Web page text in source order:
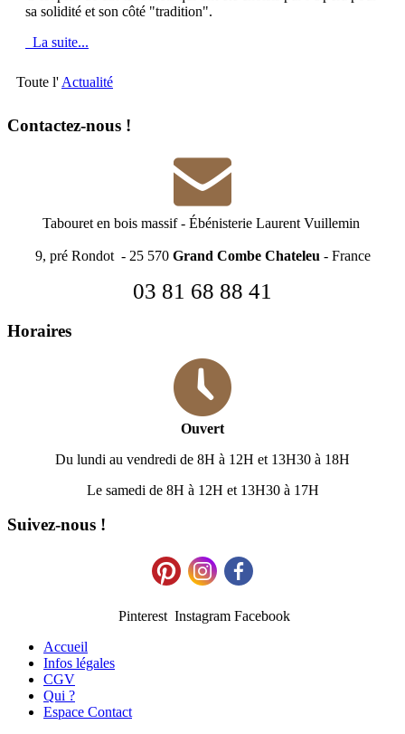
sa solidité et son côté "tradition".
La suite...
Toute l' Actualité
Contactez-nous !
Tabouret en bois massif- Ébénisterie Laurent Vuillemin
9, pré Rondot - 25 570 Grand Combe Chateleu - France
03 81 68 88 41
Horaires
Ouvert
Du lundi au vendredi de 8H à 12H et 13H30 à 18H
Le samedi de 8H à 12H et 13H30 à 17H
Suivez-nous !
Pinterest Instagram Facebook
Accueil
Infos légales
CGV
Qui ?
Espace Contact